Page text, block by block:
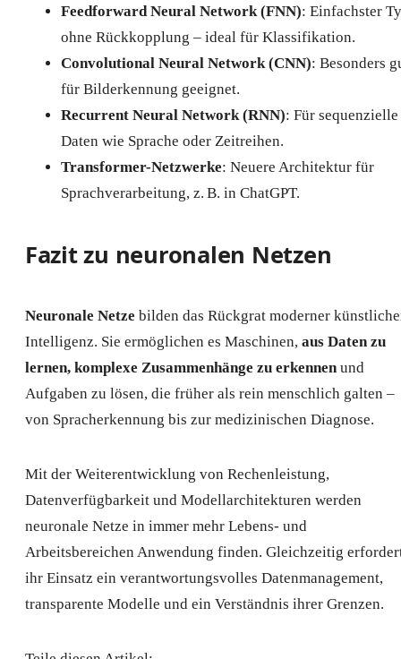
Feedforward Neural Network (FNN): Einfachster
ohne Rückkopplung – ideal für Klassifikation.
Convolutional Neural Network (CNN): Besonders
für Bilderkennung geeignet.
Recurrent Neural Network (RNN): Für sequenzielle
Daten wie Sprache oder Zeitreihen.
Transformer-Netzwerke: Neuere Architektur für
Sprachverarbeitung, z. B. in ChatGPT.
Fazit zu neuronalen Netzen
Neuronale Netze bilden das Rückgrat moderner
Intelligenz. Sie ermöglichen es Maschinen, aus Daten zu
lernen, komplexe Zusammenhänge zu erkennenund
Aufgaben zu lösen, die früher als rein menschlich galten –
von Spracherkennung bis zur medizinischen Diagnose.
Mit der Weiterentwicklung von Rechenleistung,
Datenverfügbarkeit und Modellarchitekturen werden
neuronale Netze in immer mehr Lebens- und
Arbeitsbereichen Anwendung finden. Gleichzeitig
ihr Einsatz ein verantwortungsvolles Datenmanagement,
transparente Modelle und ein Verständnis ihrer Grenzen.